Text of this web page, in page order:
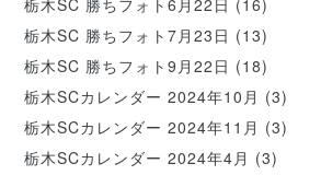
栃木SC 勝ちフォト7月23日 (13)
栃木SC 勝ちフォト9月22日 (18)
栃木SCカレンダー 2024年10月 (3)
栃木SCカレンダー 2024年11月 (3)
栃木SCカレンダー 2024年4月 (3)